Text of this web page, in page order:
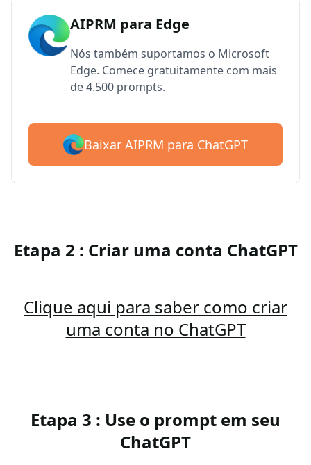
AIPRM para Edge
Nós também suportamos o Microsoft
Edge. Comece gratuitamente com mais
de 4.500 prompts.
Baixar AIPRM para ChatGPT
Etapa 2 : Criar uma conta ChatGPT
Clique aqui para saber como criar
uma conta no ChatGPT
Etapa 3 : Use o prompt em seu
ChatGPT